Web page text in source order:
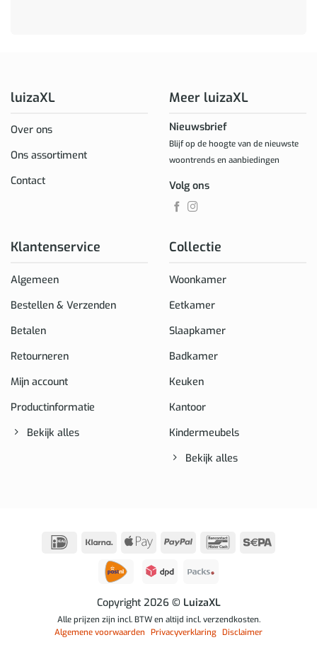
luizaXL
Over ons
Ons assortiment
Contact
Klantenservice
Algemeen
Bestellen & Verzenden
Betalen
Retourneren
Mijn account
Productinformatie
Bekijk alles
Collectie
Woonkamer
Eetkamer
Slaapkamer
Badkamer
Keuken
Kantoor
Kindermeubels
Bekijk alles
Meer luizaXL
Nieuwsbrief
Blijf op de hoogte van de nieuwste
woontrends en aanbiedingen
Volg ons
IDeal Klarna
Apple
PayPal Bancontact
Copyright 2026 © LuizaXL
Alle prijzen zijn incl. BTW en altijd incl. verzendkosten.
Algemene voorwaarden Privacyverklaring Disclaimer